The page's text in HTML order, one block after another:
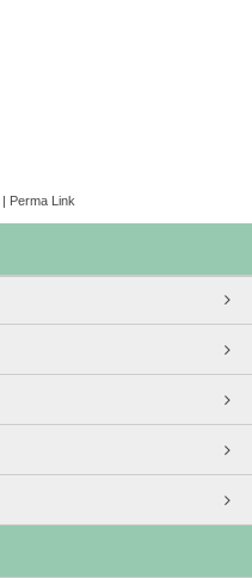
| Perma Link